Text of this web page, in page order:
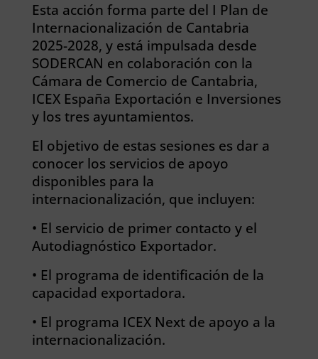
Esta acción forma parte del I Plan de
Internacionalización de Cantabria
2025-2028, y está impulsada desde
SODERCAN en colaboración con la
Cámara de Comercio de Cantabria,
ICEX España Exportación e Inversiones
y los tres ayuntamientos.
El objetivo de estas sesiones es dar a
conocer los servicios de apoyo
disponibles para la
internacionalización, que incluyen:
• El servicio de primer contacto y el
Autodiagnóstico Exportador.
• El programa de identificación de la
capacidad exportadora.
• El programa ICEX Next de apoyo a la
internacionalización.